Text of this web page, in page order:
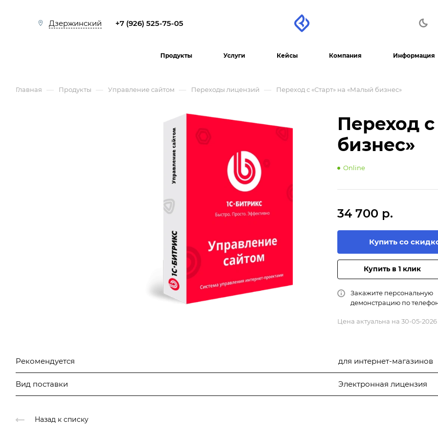
Дзержинский +7 (926) 525-75-05
Продукты Услуги Кейсы Компания Информация
Главная — Продукты — Управление сайтом — Переходы лицензий — Переход с «Старт» на «Малый бизнес»
Переход
бизнес»
Online
34 700 р.
Купить со
Купить в 1 клик
Закажите персональную
демонстрацию по
Цена актуальна на 30-05-2026
Рекомендуется для интернет-магазинов
Вид поставки Электронная лицензия
Назад к списку